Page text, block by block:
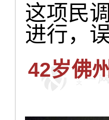
这项民
进行，
42岁佛